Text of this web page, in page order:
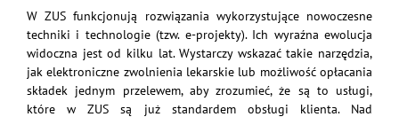
W ZUS funkcjonują rozwiązania wykorzystujące nowoczesne
techniki i technologie (tzw. e-projekty). Ich wyraźna ewolucja
widoczna jest od kilku lat. Wystarczy wskazać takie narzędzia,
jak elektroniczne zwolnienia lekarskie lub możliwość opłacania
składek jednym przelewem, aby zrozumieć, że są to usługi,
które w ZUS są już standardem obsługi klienta. Nad